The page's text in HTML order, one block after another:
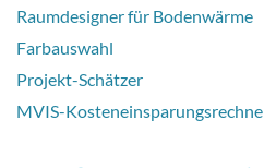
Raumdesigner für Bodenwärme
Farbauswahl
Projekt-Schätzer
MVIS-